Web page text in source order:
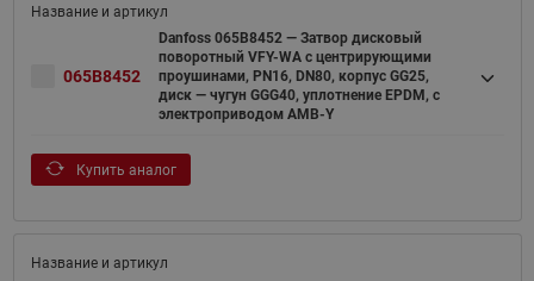
065B8452
Danfoss 065B8452 — Затвор дисковый
поворотный VFY-WA с центрирующими
проушинами, PN16, DN80, корпус GG25,
диск — чугун GGG40, уплотнение EPDM, с
электроприводом AMB-Y
Купить аналог